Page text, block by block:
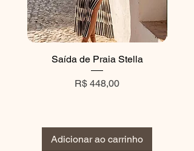
Saída de Praia Stella
Preço
R$ 448,00
Adicionar ao carrinho